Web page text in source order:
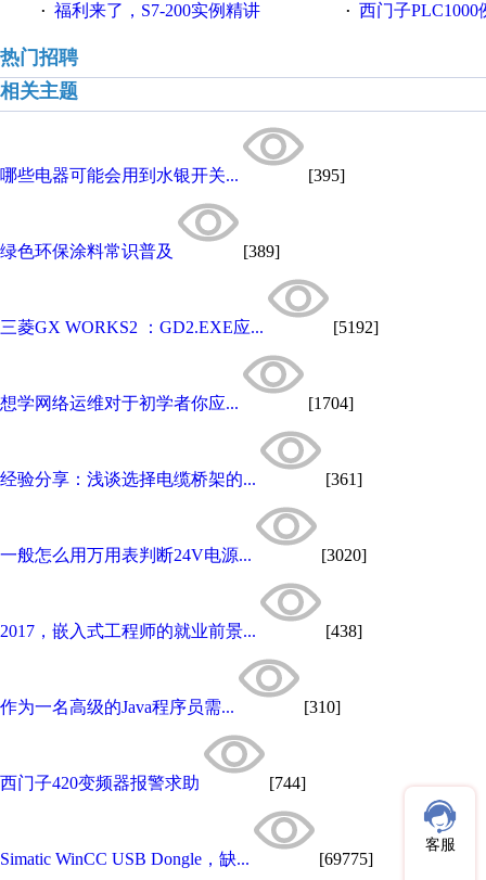
· 福利来了，S7-200实例精讲 · 西门子PLC1000
热门招聘
相关主题
哪些电器可能会用到水银开关... [395]
绿色环保涂料常识普及 [389]
三菱GX WORKS2 ：GD2.EXE应... [5192]
想学网络运维对于初学者你应... [1704]
经验分享：浅谈选择电缆桥架的... [361]
一般怎么用万用表判断24V电源... [3020]
2017，嵌入式工程师的就业前景... [438]
作为一名高级的Java程序员需... [310]
西门子420变频器报警求助 [744]
Simatic WinCC USB Dongle，缺... [69775]
客服